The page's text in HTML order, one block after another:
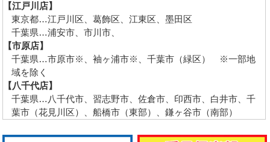
【江戸川店】
東京都…江戸川区、葛飾区、江東区、墨田区
千葉県…浦安市、市川市、
【市原店】
千葉県…市原市※、袖ヶ浦市※、千葉市（緑区） ※一部地
域を除く
【八千代店】
千葉県…八千代市、習志野市、佐倉市、印西市、白井市、千
葉市（花見川区）、船橋市（東部）、鎌ヶ谷市（南部）